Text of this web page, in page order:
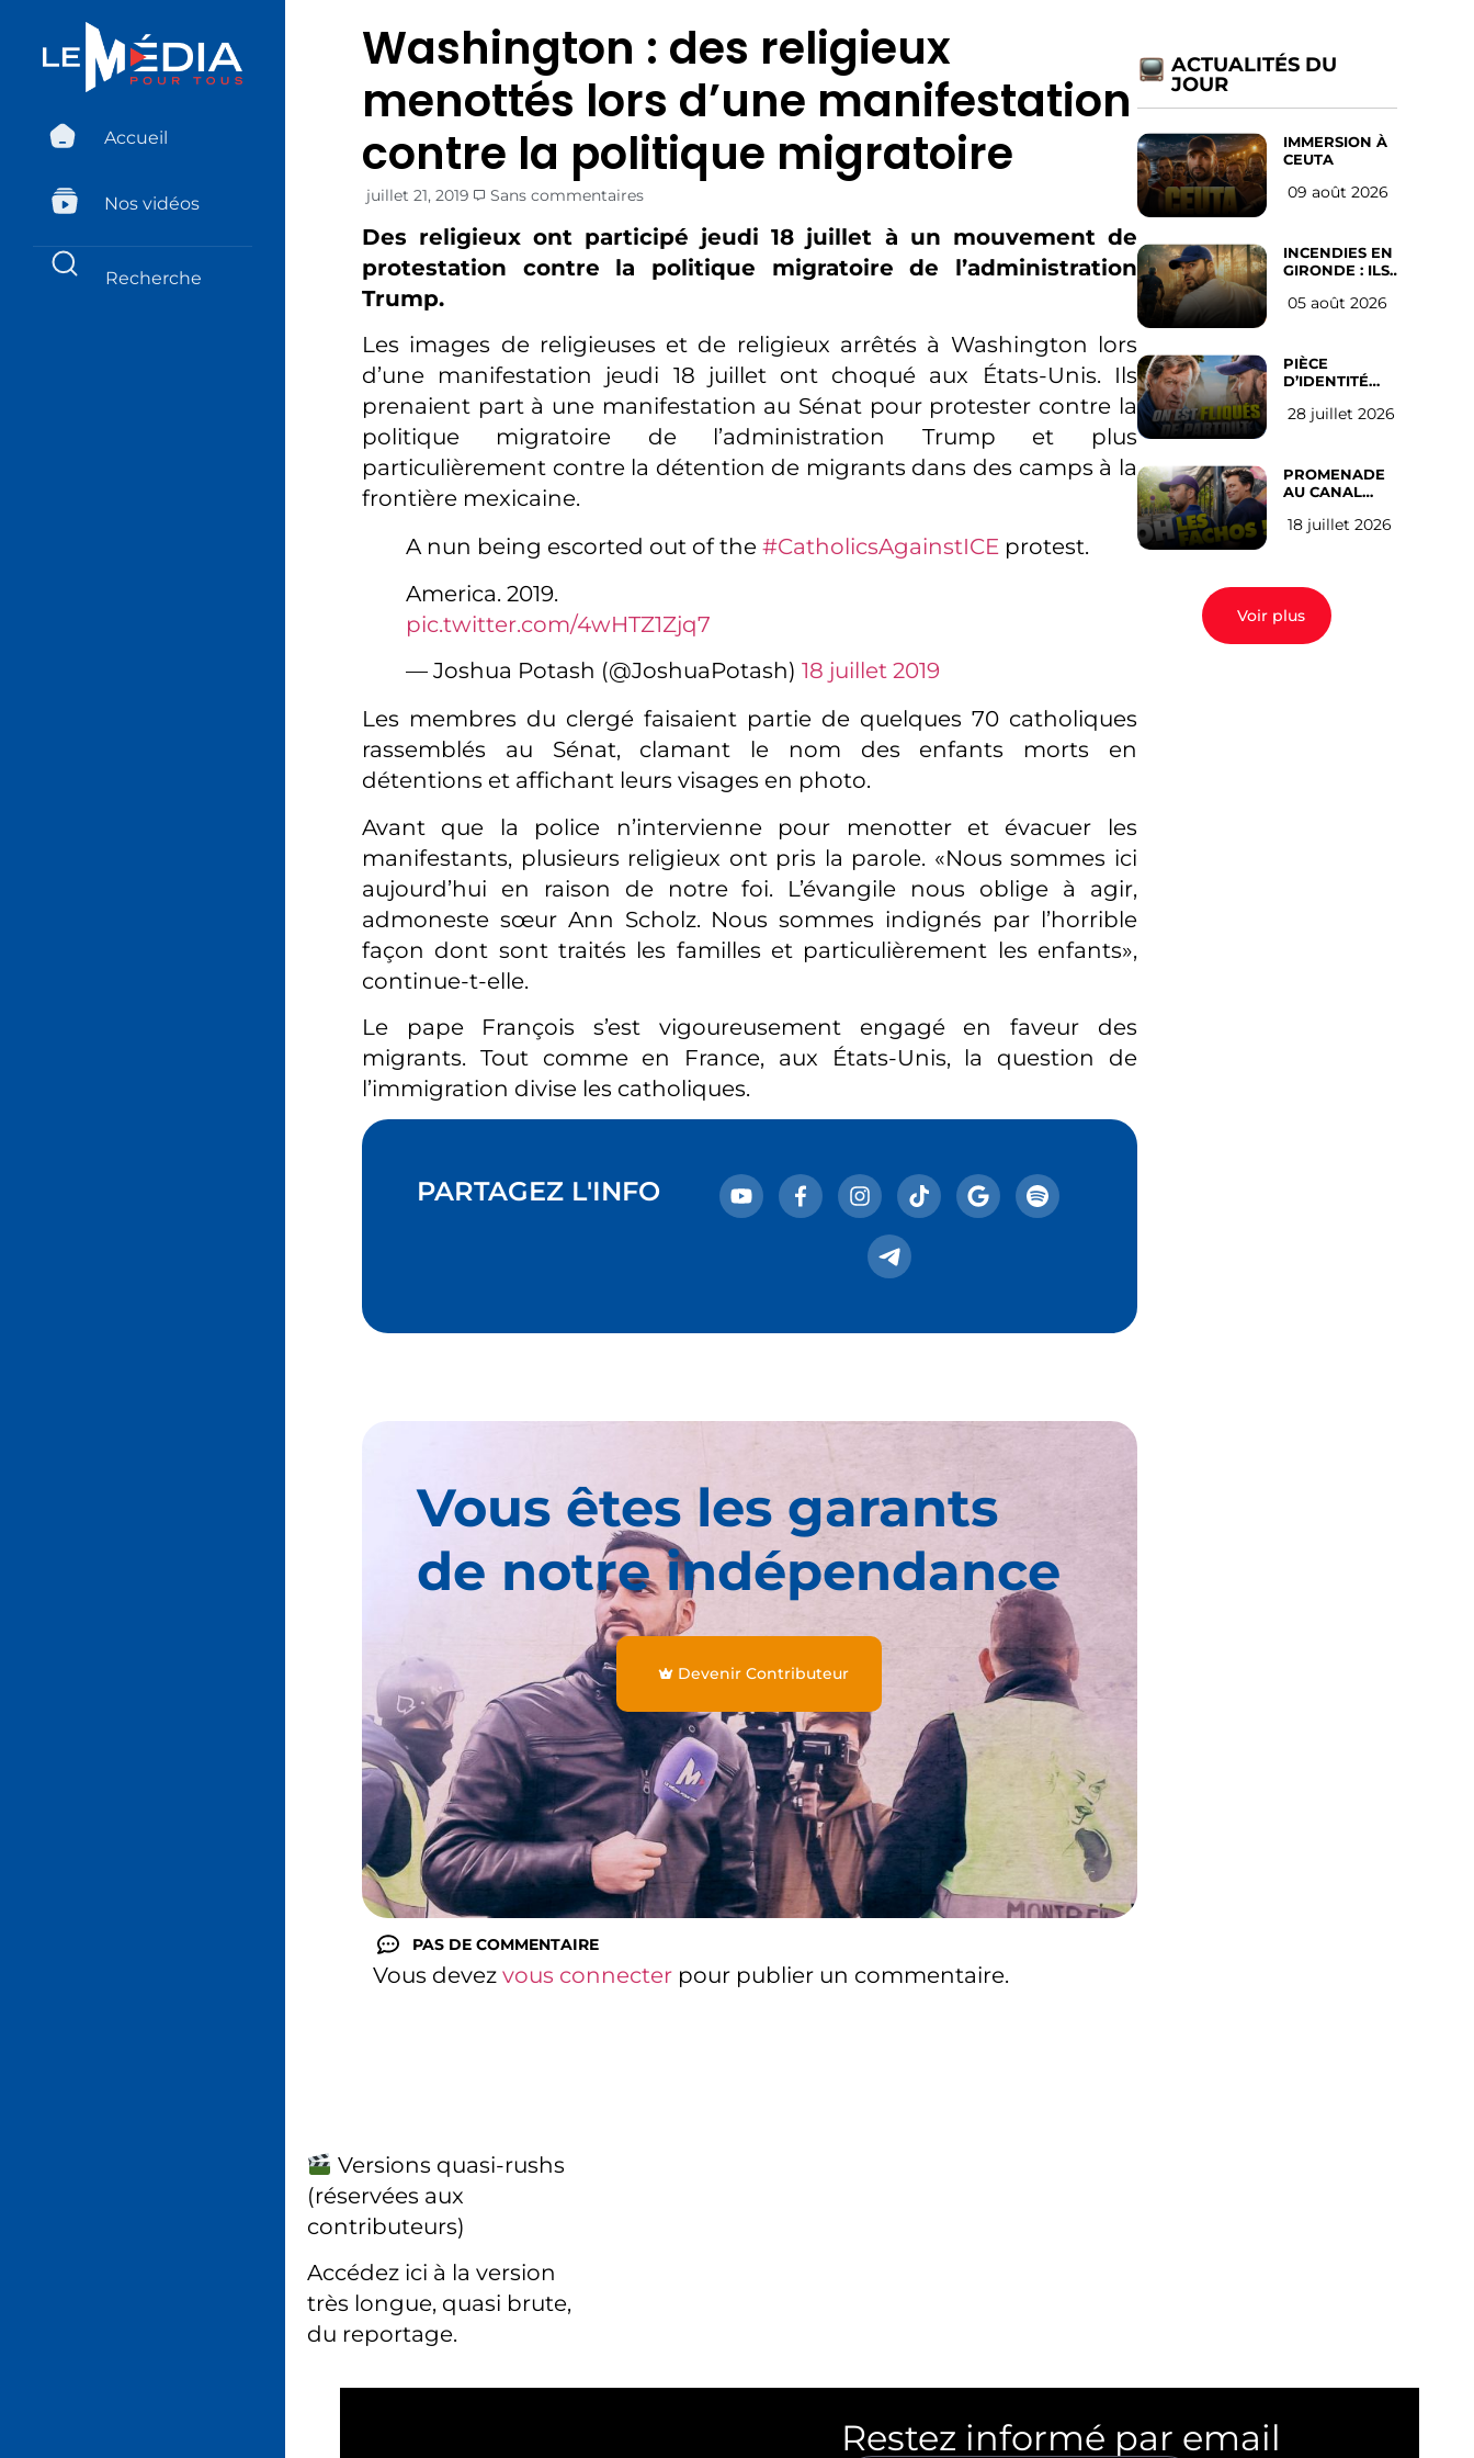
Accueil
Nos vidéos
Washington : des religieux
menottés lors d’une manifestation
contre la politique migratoire
juillet 21, 2019 Sans commentaires
Des religieux ont participé jeudi 18 juillet à un mouvement de
protestation contre la politique migratoire de l’administration
Trump.
Les images de religieuses et de religieux arrêtés à Washington lors
d’une manifestation jeudi 18 juillet ont choqué aux États-Unis. Ils
prenaient part à une manifestation au Sénat pour protester contre la
politique migratoire de l’administration Trump et plus
particulièrement contre la détention de migrants dans des camps à la
frontière mexicaine.
A nun being escorted out of the #CatholicsAgainstICE protest.
America. 2019.
pic.twitter.com/4wHTZ1Zjq7
— Joshua Potash (@JoshuaPotash) 18 juillet 2019
Les membres du clergé faisaient partie de quelques 70 catholiques
rassemblés au Sénat, clamant le nom des enfants morts en
détentions et affichant leurs visages en photo.
Avant que la police n’intervienne pour menotter et évacuer les
manifestants, plusieurs religieux ont pris la parole. «Nous sommes ici
aujourd’hui en raison de notre foi. L’évangile nous oblige à agir,
admoneste sœur Ann Scholz. Nous sommes indignés par l’horrible
façon dont sont traités les familles et particulièrement les enfants»,
continue-t-elle.
Le pape François s’est vigoureusement engagé en faveur des
migrants. Tout comme en France, aux États-Unis, la question de
l’immigration divise les catholiques.
PARTAGEZ L'INFO
Vous êtes les garants
de notre indépendance
Devenir Contributeur
PAS DE COMMENTAIRE
Vous devez vous connecter pour publier un commentaire.
ACTUALITÉS DU
JOUR
IMMERSION À
CEUTA
09 août 2026
INCENDIES EN
GIRONDE : ILS
D’ABANDONNER
05 août 2026
PIÈCE
D’IDENTITÉ
SUR LES
l’avis des
Français
28 juillet 2026
PROMENADE
AU CANAL
(les gauchistes
18 juillet 2026
Voir plus
Versions quasi-rushs
(réservées aux
contributeurs)
Accédez ici à la version
très longue, quasi brute,
du reportage.
Restez informé par email